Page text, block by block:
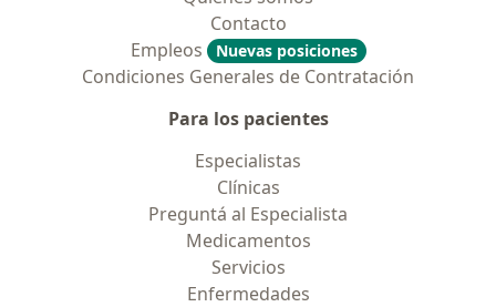
Contacto
Empleos
Nuevas posiciones
Condiciones Generales de Contratación
Para los pacientes
Especialistas
Clínicas
Preguntá al Especialista
Medicamentos
Servicios
Enfermedades